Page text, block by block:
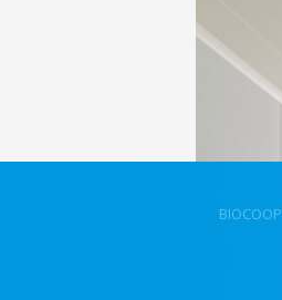
BIOCOOP